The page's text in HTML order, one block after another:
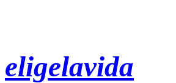
eligelavida